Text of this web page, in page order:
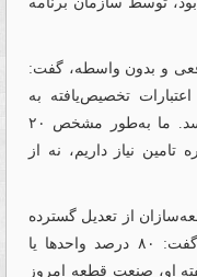
و بدون واسطه، گفت:
تخصیص‌‌‌یافته به
خودروساز، چه مقدار به قطعه‌‌‌ساز می‌‌‌رسد. ما به‌‌‌طور مشخص ۲۰
نیاز داریم، نه از
از تعدیل گسترده
نیرو در واحدهای قطعه‌‌‌سازی خبر داد و گفت: ۸۰ درصد واحدها یا
او، صنعت قطعه‌‌‌ امروز